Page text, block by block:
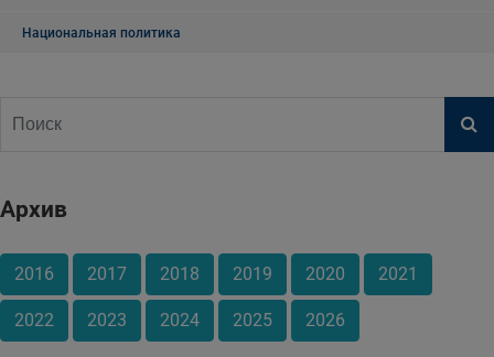
Национальная политика
Архив
2016 2017 2018 2019 2020 2021
2022 2023 2024 2025 2026